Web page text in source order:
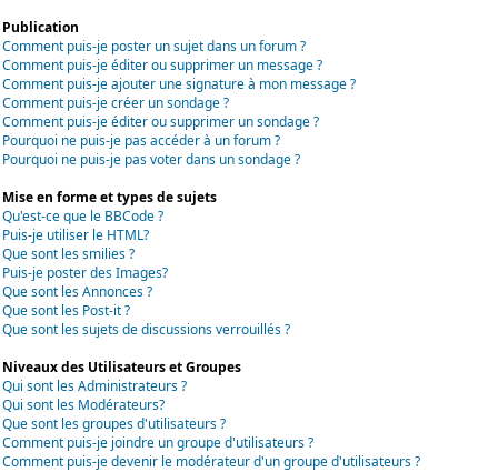
Publication
Comment puis-je poster un sujet dans un forum ?
Comment puis-je éditer ou supprimer un message ?
Comment puis-je ajouter une signature à mon message ?
Comment puis-je créer un sondage ?
Comment puis-je éditer ou supprimer un sondage ?
Pourquoi ne puis-je pas accéder à un forum ?
Pourquoi ne puis-je pas voter dans un sondage ?
Mise en forme et types de sujets
Qu'est-ce que le BBCode ?
Puis-je utiliser le HTML?
Que sont les smilies ?
Puis-je poster des Images?
Que sont les Annonces ?
Que sont les Post-it ?
Que sont les sujets de discussions verrouillés ?
Niveaux des Utilisateurs et Groupes
Qui sont les Administrateurs ?
Qui sont les Modérateurs?
Que sont les groupes d'utilisateurs ?
Comment puis-je joindre un groupe d'utilisateurs ?
Comment puis-je devenir le modérateur d'un groupe d'utilisateurs ?